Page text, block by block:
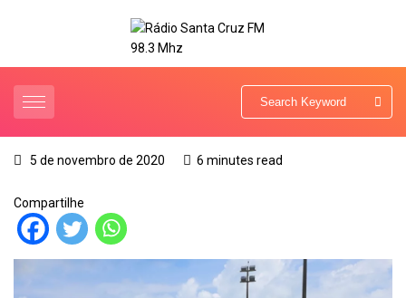
5 de novembro de 2020 6 minutes read
Compartilhe